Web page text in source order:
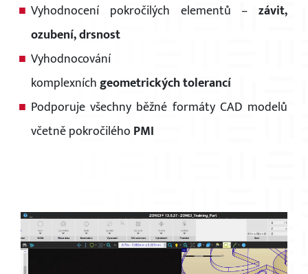
Vyhodnocení pokročilých elementů – závit,
ozubení, drsnost
Vyhodnocování
komplexníchgeometrických tolerancí
Podporuje všechny běžné formáty CAD modelů
včetně pokročilého PMI